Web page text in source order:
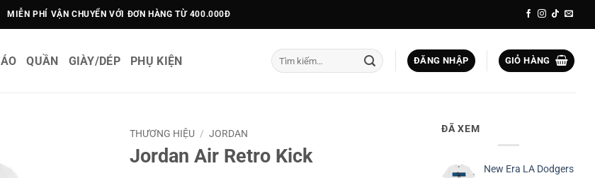
MIỄN PHÍ VẬN CHUYỂN VỚI ĐƠN HÀNG TỪ 400.000Đ
ÁO QUẦN GIÀY/DÉP PHỤ KIỆN
Tìm
kiếm:
ĐĂNG NHẬP GIỎ HÀNG
THƯƠNG HIỆU / JORDAN
Jordan Air Retro Kick
ĐÃ XEM
New Era LA Dodgers